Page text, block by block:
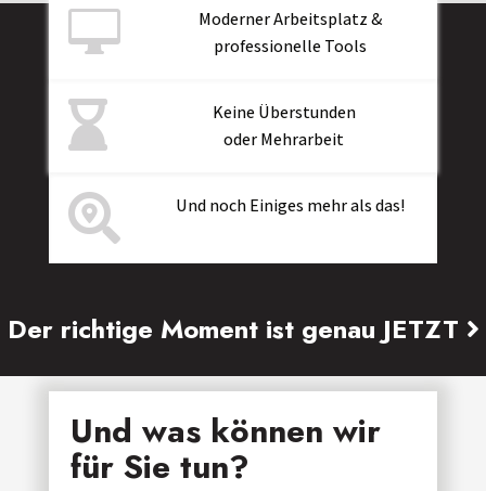

Moderner Arbeitsplatz &
professionelle Tools

Keine Überstunden
oder Mehrarbeit
 Und noch Einiges mehr als das!
Der richtige Moment ist genau JETZT
Und was können wir
für Sie tun?